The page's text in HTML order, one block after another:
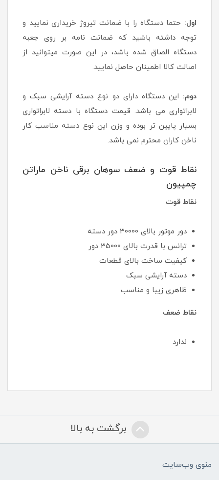
اول: حتما دستگاه را با ضمانت تیروژ خریداری نمایید و
توجه داشته باشید که ضمانت نامه بر روی جعبه
دستگاه الصاق شده باشد، در این صورت میتوانید از
اصالت کالا اطمینان حاصل نمایید.
دوم: این دستگاه دارای دو نوع دسته آرایشی سبک و
لابراتواری می باشد. قیمت دستگاه با دسته لابراتواری
بسیار پایین تر بوده و وزن این نوع دسته مناسب کار
ناخن کاران محترم نمی باشد.
نقاط قوت و ضعف سوهان برقی ناخن ماراتن
چمپیون
نقاط قوت
دور موتور بالای 30000 دور دسته
ترانس با قدرت بالای 35000 دور
کیفیت ساخت بالای قطعات
دسته آرایشی سبک
ظاهری زیبا و مناسب
نقاط ضعف
ندارد
برگشت به بالا
منوی وب‌سایت